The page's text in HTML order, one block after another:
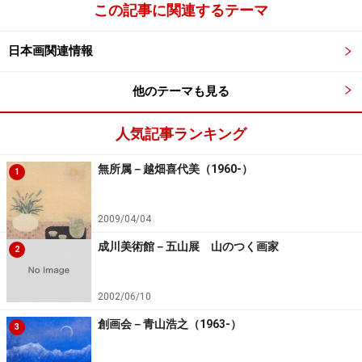
この記事に関連するテーマ
日本画関連情報
他のテーマも見る
人気記事ランキング
1 無所属－越畑喜代美（1960-）
2009/04/04
2 成川美術館－五山展 山のつく画家
2002/06/10
3 創画会－青山浩之（1963-）